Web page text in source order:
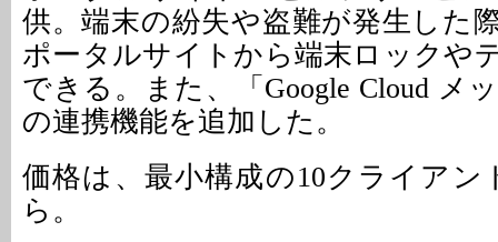
供。端末の紛失や盗難が発生した
ポータルサイトから端末ロックや
できる。また、「Google Cloud メ
の連携機能を追加した。
価格は、最小構成の10クライアン
ら。